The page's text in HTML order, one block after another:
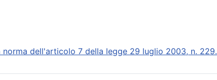
norma dell'articolo 7 della legge 29 luglio 2003, n. 229.